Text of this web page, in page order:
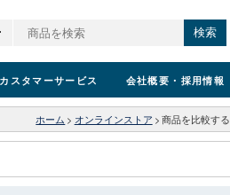
検索
カスタマーサービス 会社概要 ・採用情報
ホーム > オンラインストア > 商品を比較する